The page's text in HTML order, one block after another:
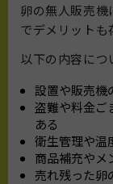
卵の無人販売
でデメリットも
以下の内容につ
設置や販売機
盗難や料金ご
ある
衛生管理や温
商品補充やメ
売れ残った卵